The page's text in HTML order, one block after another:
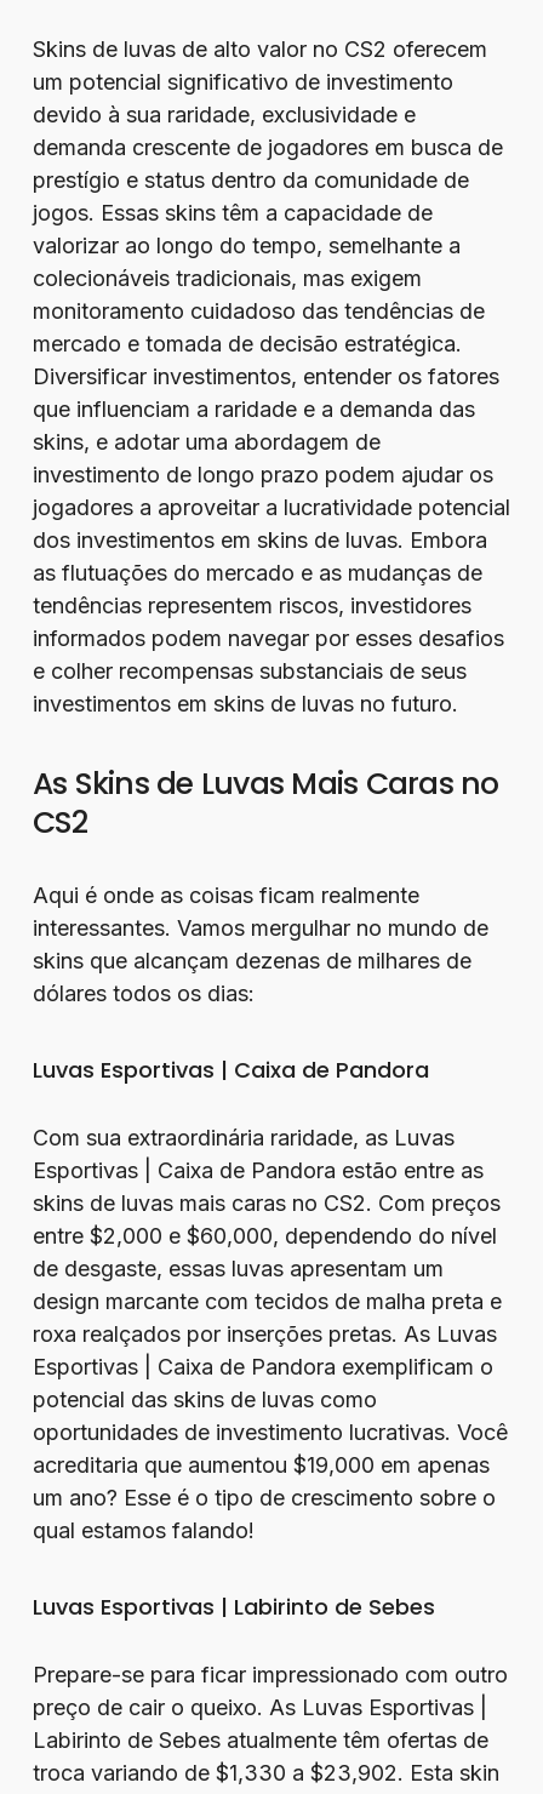
Skins de luvas de alto valor no CS2 oferecem
um potencial significativo de investimento
devido à sua raridade, exclusividade e
demanda crescente de jogadores em busca de
prestígio e status dentro da comunidade de
jogos. Essas skins têm a capacidade de
valorizar ao longo do tempo, semelhante a
colecionáveis tradicionais, mas exigem
monitoramento cuidadoso das tendências de
mercado e tomada de decisão estratégica.
Diversificar investimentos, entender os fatores
que influenciam a raridade e a demanda das
skins, e adotar uma abordagem de
investimento de longo prazo podem ajudar os
jogadores a aproveitar a lucratividade potencial
dos investimentos em skins de luvas. Embora
as flutuações do mercado e as mudanças de
tendências representem riscos, investidores
informados podem navegar por esses desafios
e colher recompensas substanciais de seus
investimentos em skins de luvas no futuro.
As Skins de Luvas Mais Caras no
CS2
Aqui é onde as coisas ficam realmente
interessantes. Vamos mergulhar no mundo de
skins que alcançam dezenas de milhares de
dólares todos os dias:
Luvas Esportivas | Caixa de Pandora
Com sua extraordinária raridade, as Luvas
Esportivas | Caixa de Pandora estão entre as
skins de luvas mais caras no CS2. Com preços
entre $2,000 e $60,000, dependendo do nível
de desgaste, essas luvas apresentam um
design marcante com tecidos de malha preta e
roxa realçados por inserções pretas. As Luvas
Esportivas | Caixa de Pandora exemplificam o
potencial das skins de luvas como
oportunidades de investimento lucrativas. Você
acreditaria que aumentou $19,000 em apenas
um ano? Esse é o tipo de crescimento sobre o
qual estamos falando!
Luvas Esportivas | Labirinto de Sebes
Prepare-se para ficar impressionado com outro
preço de cair o queixo. As Luvas Esportivas |
Labirinto de Sebes atualmente têm ofertas de
troca variando de $1,330 a $23,902. Esta skin